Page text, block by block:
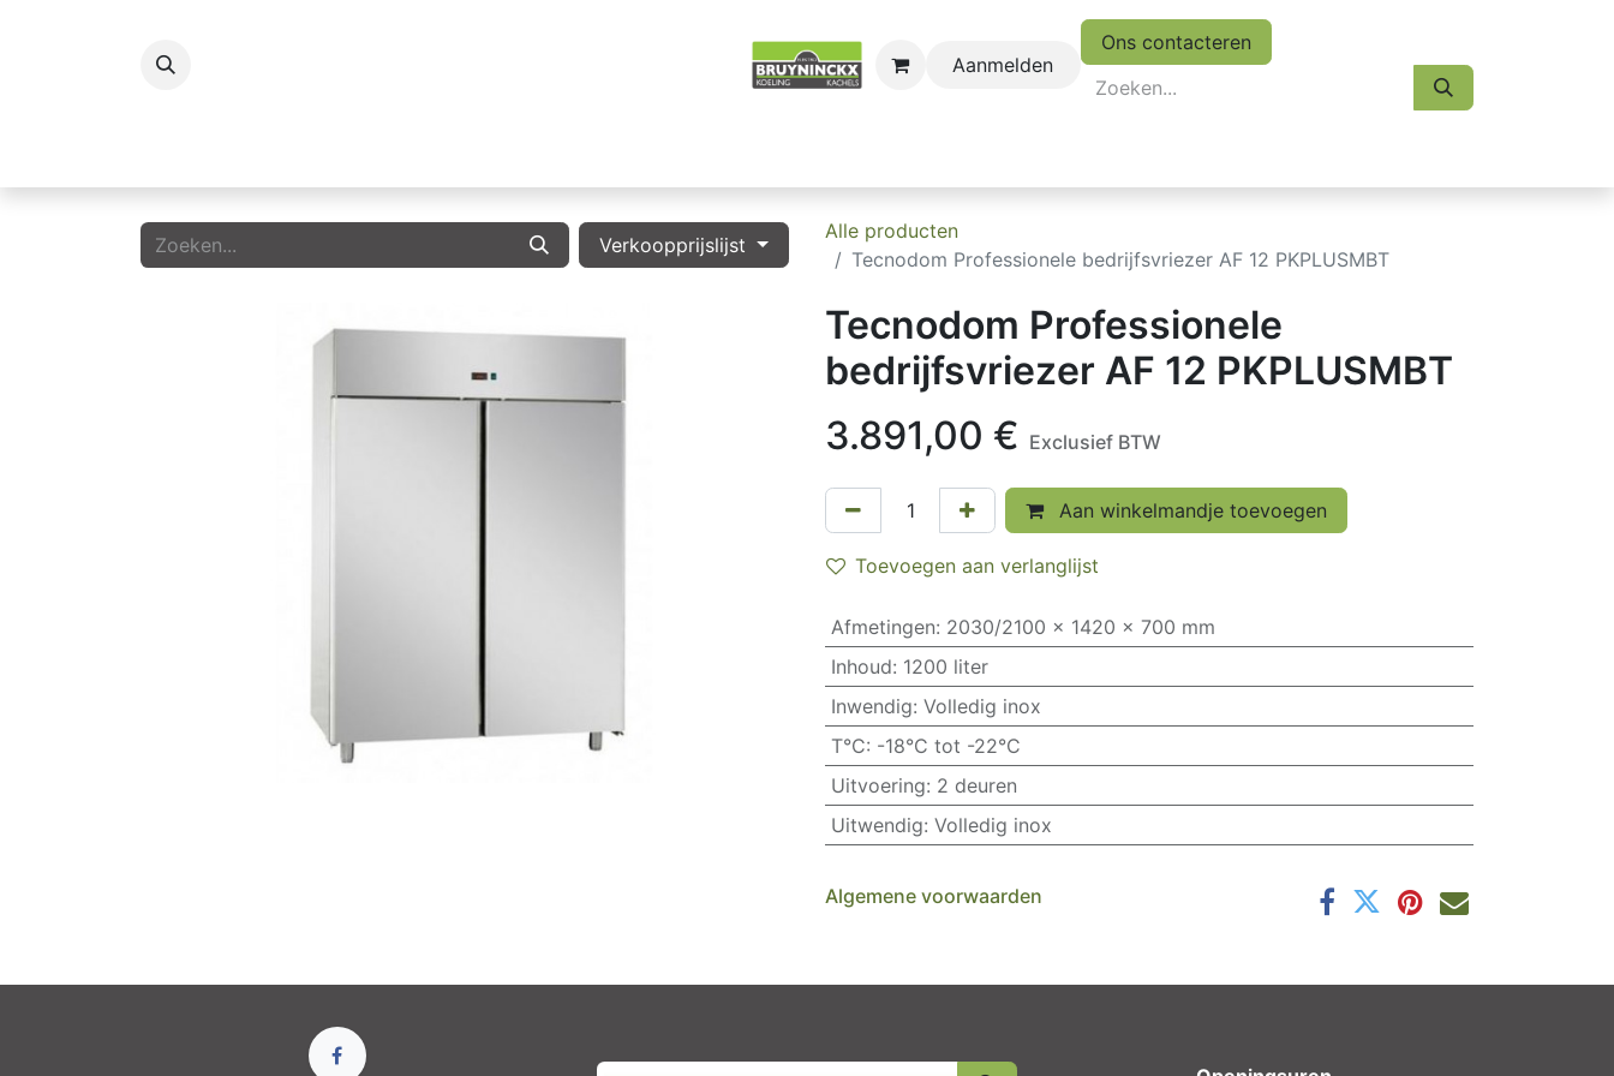
Aanmelden
Ons contacteren
Verkoopprijslijst
Alle producten
Tecnodom Professionele bedrijfsvriezer AF 12 PKPLUSMBT
Tecnodom Professionele
bedrijfsvriezer AF 12 PKPLUSMBT
3.891,00 € Exclusief BTW
Aan winkelmandje toevoegen
Toevoegen aan verlanglijst
Afmetingen: 2030/2100 x 1420 x 700 mm
Inhoud: 1200 liter
Inwendig: Volledig inox
T°C: -18°C tot -22°C
Uitvoering: 2 deuren
Uitwendig: Volledig inox
Algemene voorwaarden